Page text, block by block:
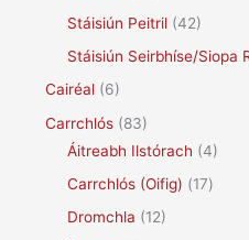
Stáisiún Peitril (42)
Stáisiún Seirbhíse/Siopa
Cairéal (6)
Carrchlós (83)
Áitreabh Ilstórach (4)
Carrchlós (Oifig) (17)
Dromchla (12)